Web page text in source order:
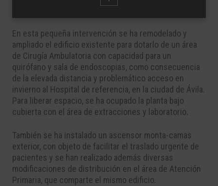
En esta pequeña intervención se ha remodelado y
ampliado el edificio existente para dotarlo de un área
de Cirugía Ambulatoria con capacidad para un
quirófano y sala de endoscopias, como consecuencia
de la elevada distancia y problemático acceso en
invierno al Hospital de referencia, en la ciudad de Ávila.
Para liberar espacio, se ha ocupado la planta bajo
cubierta con el área de extracciones y laboratorio.
También se ha instalado un ascensor monta-camas
exterior, con objeto de facilitar el traslado urgente de
pacientes y se han realizado además diversas
modificaciones de distribución en el área de Atención
Primaria, que comparte el mismo edificio.